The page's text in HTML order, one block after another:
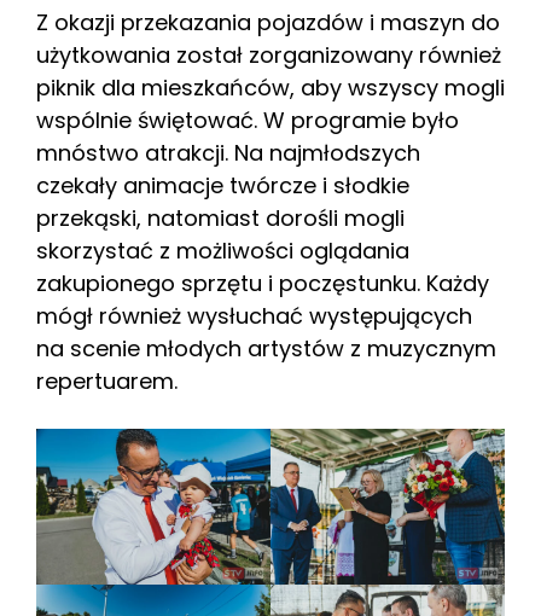
Z okazji przekazania pojazdów i maszyn do
użytkowania został zorganizowany również
piknik dla mieszkańców, aby wszyscy mogli
wspólnie świętować. W programie było
mnóstwo atrakcji. Na najmłodszych
czekały animacje twórcze i słodkie
przekąski, natomiast dorośli mogli
skorzystać z możliwości oglądania
zakupionego sprzętu i poczęstunku. Każdy
mógł również wysłuchać występujących
na scenie młodych artystów z muzycznym
repertuarem.